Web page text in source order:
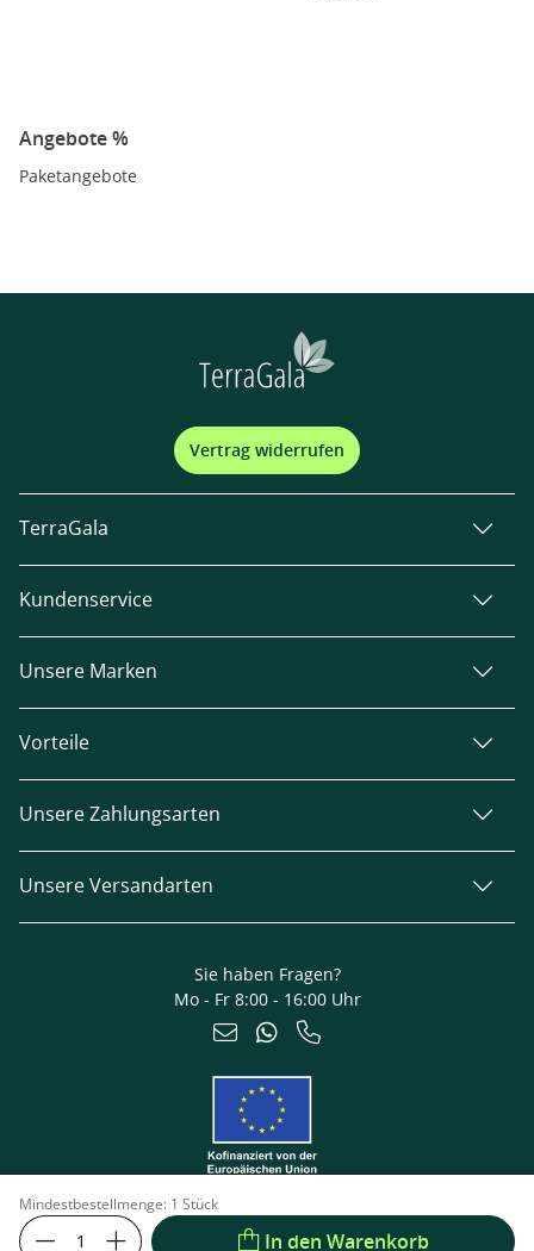
Mindestbestellmenge: 1 Stück
In den Warenkorb
Angebote %
Paketangebote
Vertrag widerrufen
TerraGala
Kundenservice
Unsere Marken
Vorteile
Unsere Zahlungsarten
Unsere Versandarten
Sie haben Fragen?
Mo - Fr 8:00 - 16:00 Uhr